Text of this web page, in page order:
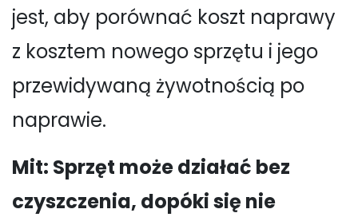
jest, aby porównać koszt naprawy
z kosztem nowego sprzętu i jego
przewidywaną żywotnością po
naprawie.
Mit: Sprzęt może działać bez
czyszczenia, dopóki się nie